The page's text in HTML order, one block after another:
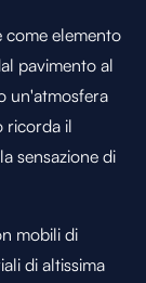
come elemento
pavimento al
un'atmosfera
ricorda il
sensazione di
mobili di
di altissima